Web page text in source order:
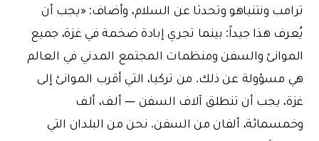
ترامب ونتنياهو وتحدثا عن السلام، وأضاف: «يجب أن
يُعرف هذا جيداً: بينما تجري إبادة ضخمة في غزة، جميع
الموانئ والسفن ومنظمات المجتمع المدني في العالم
هي مسؤولة عن ذلك. من تركيا، التي أقرب الموانئ إلى
غزة، يجب أن تنطلق آلاف السفن — ألف، ألف
وخمسمائة، ألفان من السفن. نحن من البلدان التي